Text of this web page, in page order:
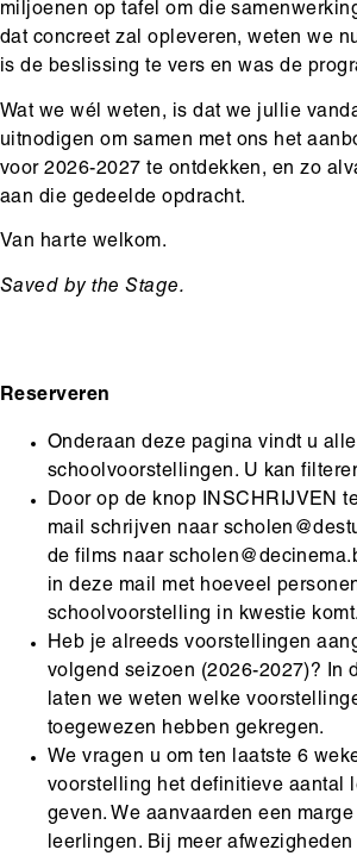
miljoenen op tafel om die
dat concreet zal opleveren, weten we
is de beslissing te vers en was de
Wat we wél weten, is dat we jullie
uitnodigen om samen met ons het
voor 2026-2027 te ontdekken, en zo
aan die gedeelde opdracht.
Van harte welkom.
Saved by the Stage.
Reserveren
Onderaan deze pagina vindt u alle
schoolvoorstellingen. U kan
Door op de knop INSCHRIJVEN
mail schrijven naar
de films naar
in deze mail met hoeveel
schoolvoorstelling in kwestie komt.
Heb je alreeds voorstellingen
volgend seizoen (2026-2027)? In
laten we weten welke
toegewezen hebben gekregen.
We vragen u om ten laatste 6
voorstelling het definitieve aantal
geven. We aanvaarden een
leerlingen. Bij meer